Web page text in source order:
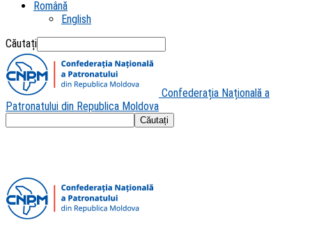
Română
English
Căutați
Confederația Națională a
Patronatului din Republica Moldova